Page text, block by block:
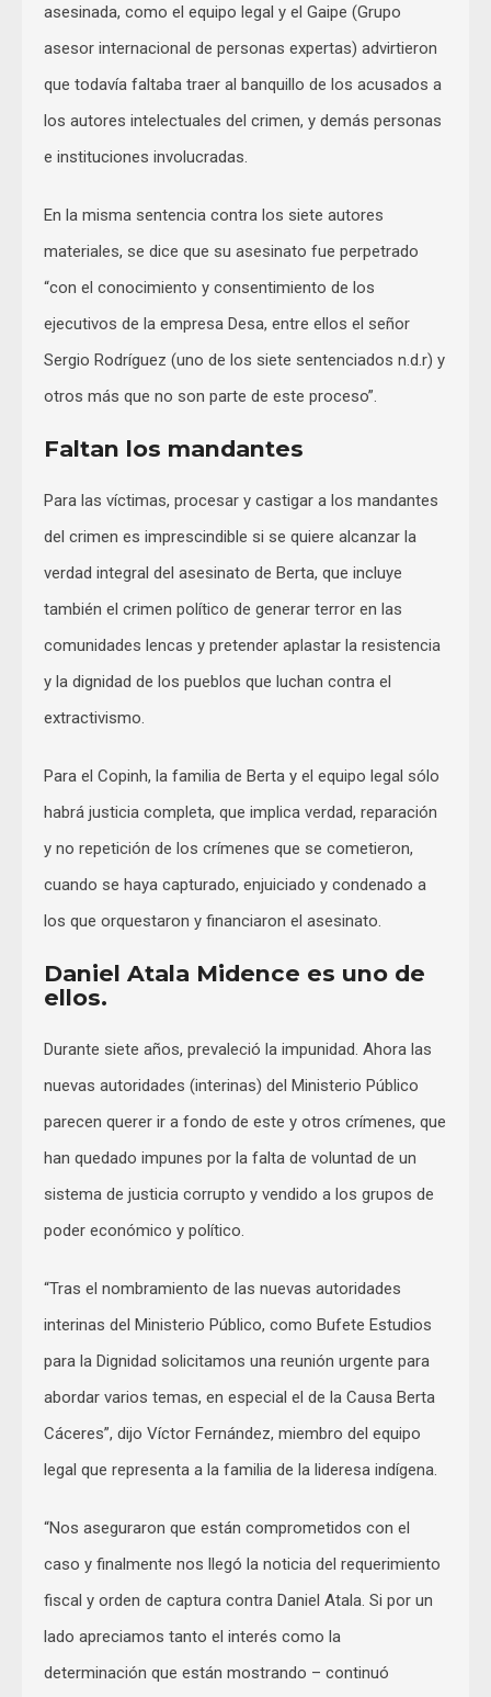
asesinada, como el equipo legal y el Gaipe (Grupo
asesor internacional de personas expertas) advirtieron
que todavía faltaba traer al banquillo de los acusados a
los autores intelectuales del crimen, y demás personas
e instituciones involucradas.
En la misma sentencia contra los siete autores
materiales, se dice que su asesinato fue perpetrado
“con el conocimiento y consentimiento de los
ejecutivos de la empresa Desa, entre ellos el señor
Sergio Rodríguez (uno de los siete sentenciados n.d.r) y
otros más que no son parte de este proceso”.
Faltan los mandantes
Para las víctimas, procesar y castigar a los mandantes
del crimen es imprescindible si se quiere alcanzar la
verdad integral del asesinato de Berta, que incluye
también el crimen político de generar terror en las
comunidades lencas y pretender aplastar la resistencia
y la dignidad de los pueblos que luchan contra el
extractivismo.
Para el Copinh, la familia de Berta y el equipo legal sólo
habrá justicia completa, que implica verdad, reparación
y no repetición de los crímenes que se cometieron,
cuando se haya capturado, enjuiciado y condenado a
los que orquestaron y financiaron el asesinato.
Daniel Atala Midence es uno de
ellos.
Durante siete años, prevaleció la impunidad. Ahora las
nuevas autoridades (interinas) del Ministerio Público
parecen querer ir a fondo de este y otros crímenes, que
han quedado impunes por la falta de voluntad de un
sistema de justicia corrupto y vendido a los grupos de
poder económico y político.
“Tras el nombramiento de las nuevas autoridades
interinas del Ministerio Público, como Bufete Estudios
para la Dignidad solicitamos una reunión urgente para
abordar varios temas, en especial el de la Causa Berta
Cáceres”, dijo Víctor Fernández, miembro del equipo
legal que representa a la familia de la lideresa indígena.
“Nos aseguraron que están comprometidos con el
caso y finalmente nos llegó la noticia del requerimiento
fiscal y orden de captura contra Daniel Atala. Si por un
lado apreciamos tanto el interés como la
determinación que están mostrando – continuó